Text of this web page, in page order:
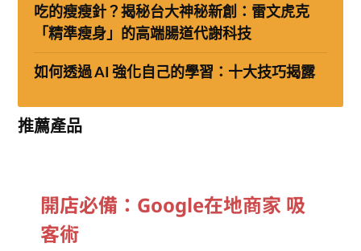
吃的瘦瘦針？揭秘台大神秘新創：雷文虎克
「精準瘦身」的高端腸道代謝科技
如何透過 AI 強化自己的學習：十大技巧揭露
推薦產品